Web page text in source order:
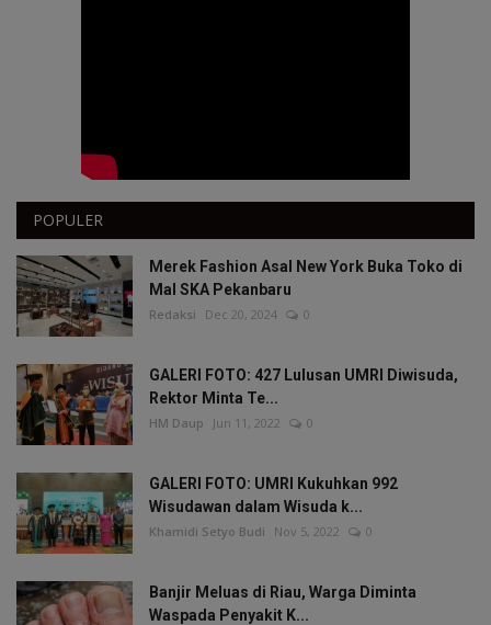
POPULER
Merek Fashion Asal New York Buka Toko di
Mal SKA Pekanbaru
Redaksi Dec 20, 2024 0
GALERI FOTO: 427 Lulusan UMRI Diwisuda,
Rektor Minta Te...
HM Daup Jun 11, 2022 0
GALERI FOTO: UMRI Kukuhkan 992
Wisudawan dalam Wisuda k...
Khamidi Setyo Budi Nov 5, 2022 0
Banjir Meluas di Riau, Warga Diminta
Waspada Penyakit K...